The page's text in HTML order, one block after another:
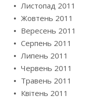
Листопад 2011
Жовтень 2011
Вересень 2011
Серпень 2011
Липень 2011
Червень 2011
Травень 2011
Квітень 2011